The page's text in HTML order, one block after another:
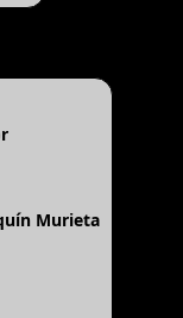
Murieta